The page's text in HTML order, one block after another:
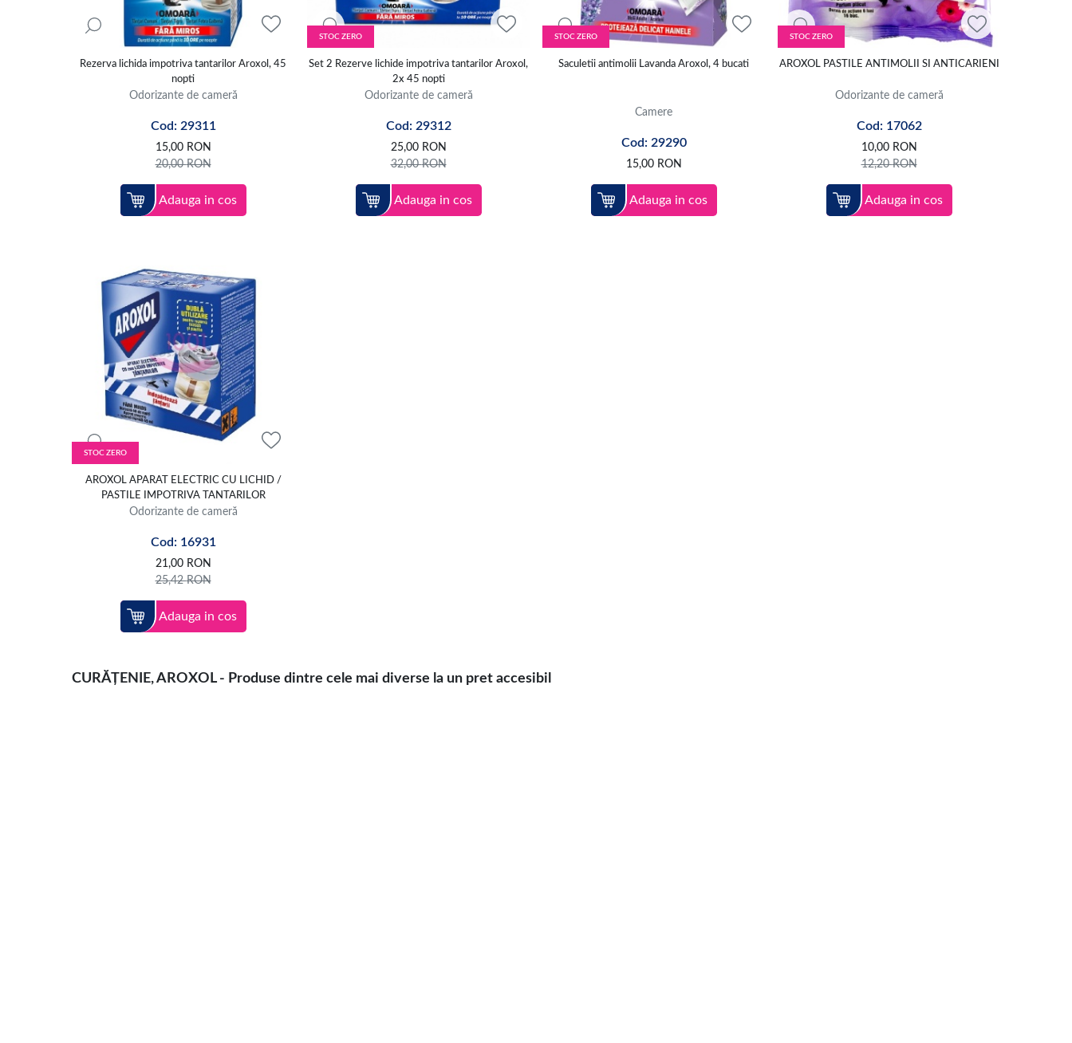
Rezerva lichida impotriva tantarilor Aroxol, 45
nopti
Odorizante de cameră
Cod: 29311
15,00 RON
20,00RON
Adauga in cos
STOC ZERO
Set 2 Rezerve lichide impotriva tantarilor Aroxol,
2x 45 nopti
Odorizante de cameră
Cod: 29312
25,00 RON
32,00RON
Adauga in cos
STOC ZERO
Saculetii antimolii Lavanda Aroxol, 4 bucati
Camere
Cod: 29290
15,00 RON
Adauga in cos
STOC ZERO
AROXOL PASTILE ANTIMOLII SI ANTICARIENI
Odorizante de cameră
Cod: 17062
10,00 RON
12,20RON
Adauga in cos
STOC ZERO
AROXOL APARAT ELECTRIC CU LICHID /
PASTILE IMPOTRIVA TANTARILOR
Odorizante de cameră
Cod: 16931
21,00 RON
25,42RON
Adauga in cos
CURĂȚENIE, AROXOL - Produse dintre cele mai diverse la un pret accesibil